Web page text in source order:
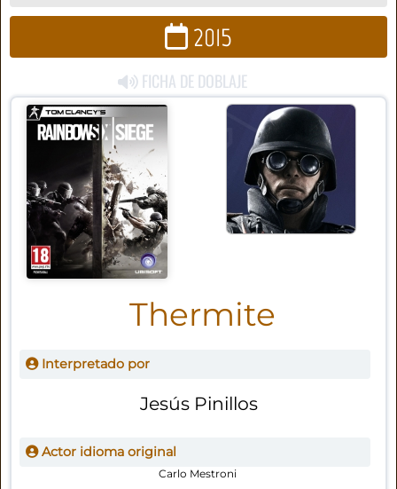
2015
FICHA DE DOBLAJE
Thermite
Interpretado por
Jesús Pinillos
Actor idioma original
Carlo Mestroni